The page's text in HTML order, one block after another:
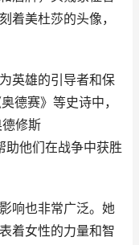
着美杜莎的头像，
英雄的引导者和保
德赛》等史诗中，
修斯
助他们在战争中获胜
响也非常广泛。她
着女性的力量和智